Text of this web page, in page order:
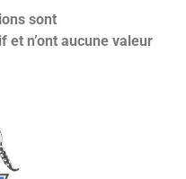
sont
n’ont aucune valeur